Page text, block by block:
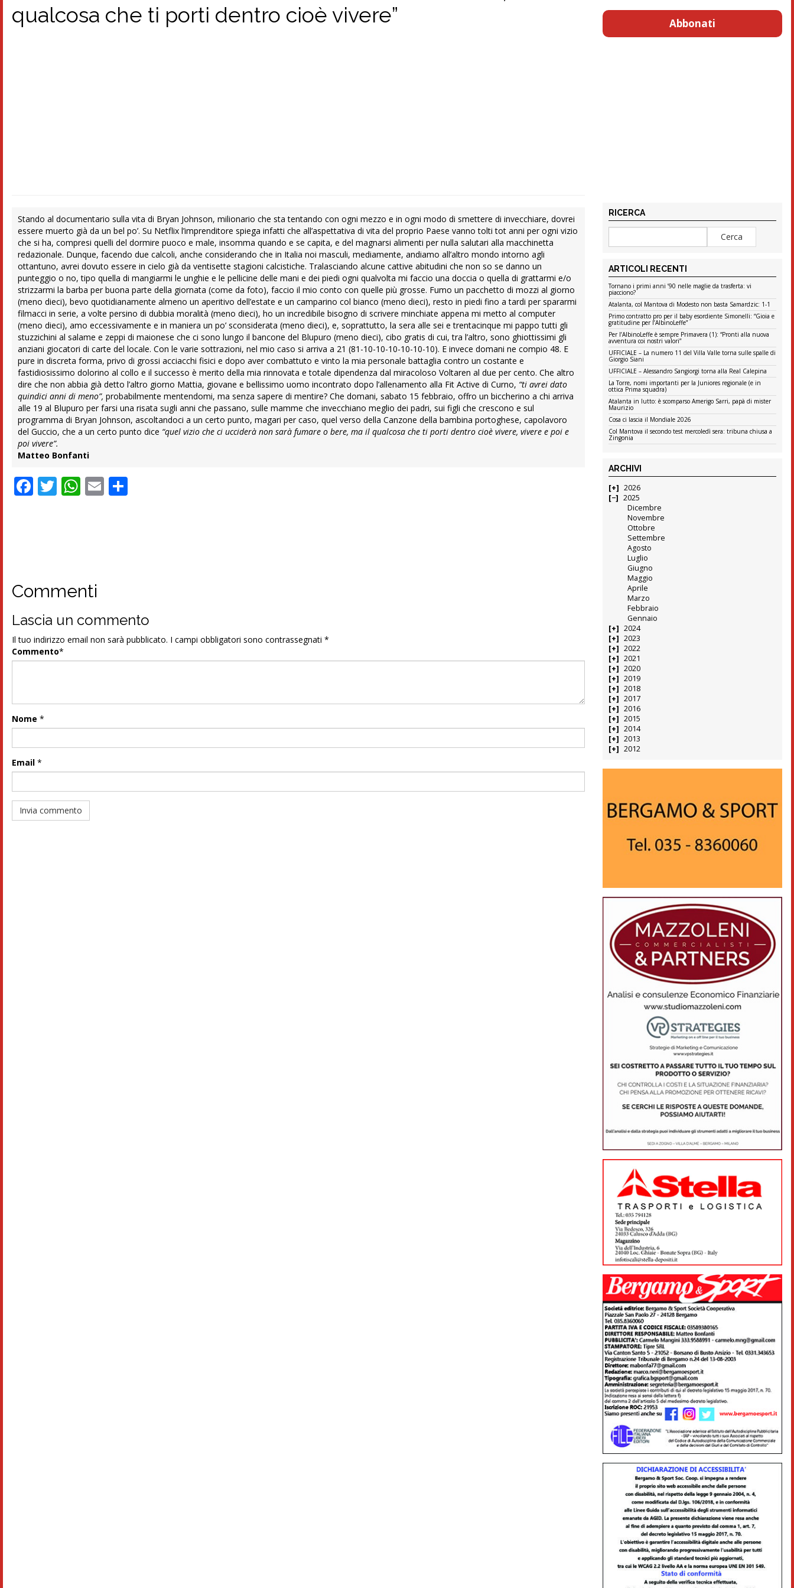
qualcosa che ti porti dentro cioè vivere”
Stando al documentario sulla vita di Bryan Johnson, milionario che sta tentando con ogni mezzo e in ogni modo di smettere di invecchiare, dovrei
essere muerto già da un bel po’. Su Netflix l’imprenditore spiega infatti che all’aspettativa di vita del proprio Paese vanno tolti tot anni per ogni vizio
che si ha, compresi quelli del dormire puoco e male, insomma quando e se capita, e del magnarsi alimenti per nulla salutari alla macchinetta
redazionale. Dunque, facendo due calcoli, anche considerando che in Italia noi masculi, mediamente, andiamo all’altro mondo intorno agli
ottantuno, avrei dovuto essere in cielo già da ventisette stagioni calcistiche. Tralasciando alcune cattive abitudini che non so se danno un
punteggio o no, tipo quella di mangiarmi le unghie e le pellicine delle mani e dei piedi ogni qualvolta mi faccio una doccia o quella di grattarmi e/o
strizzarmi la barba per buona parte della giornata (come da foto), faccio il mio conto con quelle più grosse. Fumo un pacchetto di mozzi al giorno
(meno dieci), bevo quotidianamente almeno un aperitivo dell’estate e un camparino col bianco (meno dieci), resto in piedi fino a tardi per spararmi
filmacci in serie, a volte persino di dubbia moralità (meno dieci), ho un incredibile bisogno di scrivere minchiate appena mi metto al computer
(meno dieci), amo eccessivamente e in maniera un po’ sconsiderata (meno dieci), e, soprattutto, la sera alle sei e trentacinque mi pappo tutti gli
stuzzichini al salame e zeppi di maionese che ci sono lungo il bancone del Blupuro (meno dieci), cibo gratis di cui, tra l’altro, sono ghiottissimi gli
anziani giocatori di carte del locale. Con le varie sottrazioni, nel mio caso si arriva a 21 (81-10-10-10-10-10-10). E invece domani ne compio 48. E
pure in discreta forma, privo di grossi acciacchi fisici e dopo aver combattuto e vinto la mia personale battaglia contro un costante e
fastidiosissimo dolorino al collo e il successo è merito della mia rinnovata e totale dipendenza dal miracoloso Voltaren al due per cento. Che altro
dire che non abbia già detto l’altro giorno Mattia, giovane e bellissimo uomo incontrato dopo l’allenamento alla Fit Active di Curno, “ti avrei dato
quindici anni di meno”, probabilmente mentendomi, ma senza sapere di mentire? Che domani, sabato 15 febbraio, offro un biccherino a chi arriva
alle 19 al Blupuro per farsi una risata sugli anni che passano, sulle mamme che invecchiano meglio dei padri, sui figli che crescono e sul
programma di Bryan Johnson, ascoltandoci a un certo punto, magari per caso, quel verso della Canzone della bambina portoghese, capolavoro
del Guccio, che a un certo punto dice “quel vizio che ci ucciderà non sarà fumare o bere, ma il qualcosa che ti porti dentro cioè vivere, vivere e poi e
poi vivere”.
Matteo Bonfanti
Facebook
Twitter
WhatsApp
Email
Commenti
Lascia un commento
Il tuo indirizzo email non sarà pubblicato. I campi obbligatori sono contrassegnati*
Commento*
Nome *
Email *
Abbonati
RICERCA
ARTICOLI RECENTI
Tornano i primi anni ’90 nelle maglie da trasferta: vi
piacciono?
Atalanta, col Mantova di Modesto non basta Samardzic: 1-1
Primo contratto pro per il baby esordiente Simonelli: “Gioia e
gratitudine per l’AlbinoLeffe”
Per l’AlbinoLeffe è sempre Primavera (1): “Pronti alla nuova
avventura coi nostri valori”
UFFICIALE – La numero 11 del Villa Valle torna sulle spalle di
Giorgio Siani
UFFICIALE – Alessandro Sangiorgi torna alla Real Calepina
La Torre, nomi importanti per la Juniores regionale (e in
ottica Prima squadra)
Atalanta in lutto: è scomparso Amerigo Sarri, papà di mister
Maurizio
Cosa ci lascia il Mondiale 2026
Col Mantova il secondo test mercoledì sera: tribuna chiusa a
Zingonia
ARCHIVI
2026
2025
Dicembre
Novembre
Ottobre
Settembre
Agosto
Luglio
Giugno
Maggio
Aprile
Marzo
Febbraio
Gennaio
2024
2023
2022
2021
2020
2019
2018
2017
2016
2015
2014
2013
2012